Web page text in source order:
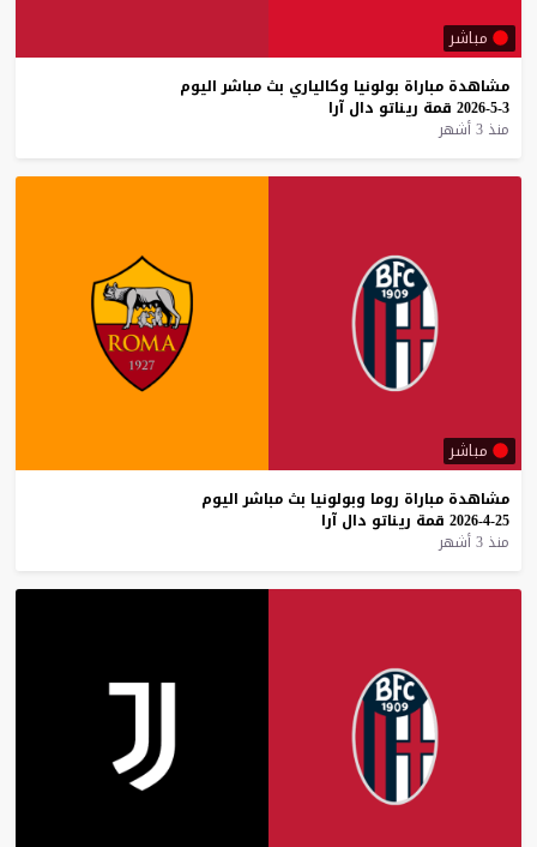
مباشر
مشاهدة مباراة بولونيا وكالياري بث مباشر اليوم
3-5-2026
قمة ريناتو دال آرا
منذ 3 أشهر
مباشر
مشاهدة مباراة روما وبولونيا بث مباشر اليوم
25-4-2026
قمة ريناتو دال آرا
منذ 3 أشهر